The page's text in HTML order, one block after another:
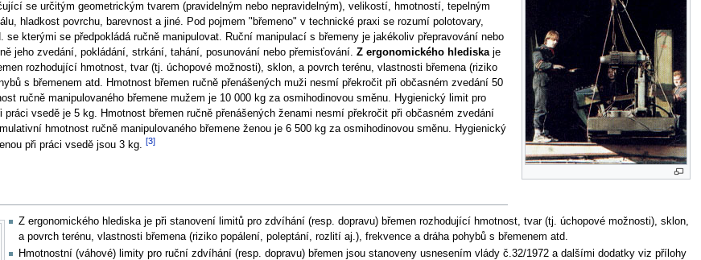
se určitým geometrickým tvarem (pravidelným nebo nepravidelným), velikostí, hmotností, tepelným
hladkost povrchu, barevnost a jiné. Pod pojmem "břemeno" v technické praxi se rozumí polotovary,
kterými se předpokládá ručně manipulovat. Ruční manipulací s břemeny je jakékoliv přepravování nebo
jeho zvedání, pokládání, strkání, tahání, posunování nebo přemisťování. Z ergonomického hlediskaje
rozhodující hmotnost, tvar (tj. úchopové možnosti), sklon, a povrch terénu, vlastnosti břemena (riziko
s břemenem atd. Hmotnost břemen ručně přenášených muži nesmí překročit při občasném zvedání 50
ručně manipulovaného břemene mužem je 10 000 kg za osmihodinovou směnu. Hygienický limit pro
práci vsedě je 5 kg. Hmotnost břemen ručně přenášených ženami nesmí překročit při občasném zvedání
hmotnost ručně manipulovaného břemene ženou je 6 500 kg za osmihodinovou směnu. Hygienický
při práci vsedě jsou 3 kg. [3]
Z ergonomického hlediska je při stanovení limitů pro zdvíhání (resp. dopravu) břemen rozhodující hmotnost, tvar (tj. úchopové možnosti), sklon,
a povrch terénu, vlastnosti břemena (riziko popálení, poleptání, rozlití aj.), frekvence a dráha pohybů s břemenem atd.
Hmotnostní (váhové) limity pro ruční zdvíhání (resp. dopravu) břemen jsou stanoveny usnesením vlády č.32/1972 a dalšími dodatky viz přílohy